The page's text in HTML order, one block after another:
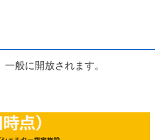
、一般に開放されます。